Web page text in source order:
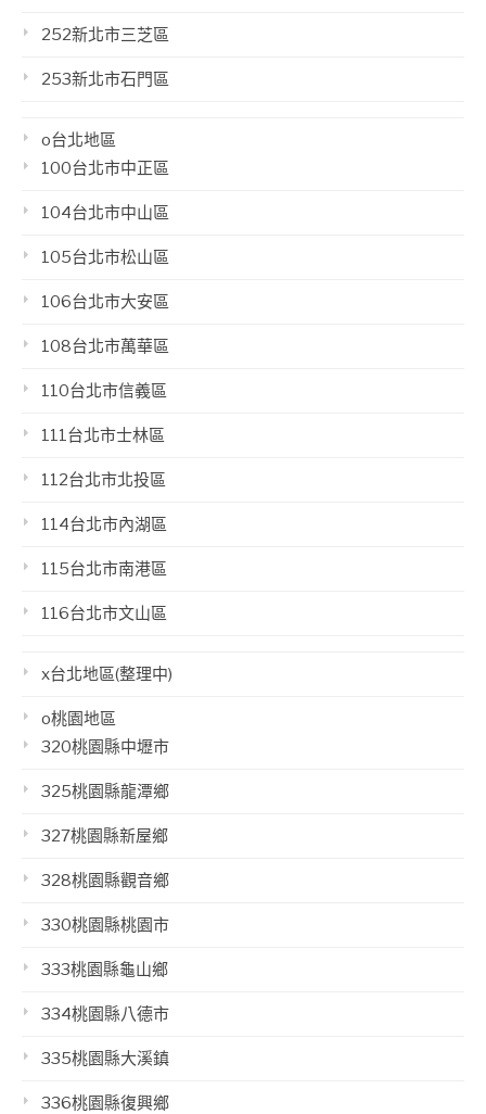
252新北市三芝區
253新北市石門區
o台北地區
100台北市中正區
104台北市中山區
105台北市松山區
106台北市大安區
108台北市萬華區
110台北市信義區
111台北市士林區
112台北市北投區
114台北市內湖區
115台北市南港區
116台北市文山區
x台北地區(整理中)
o桃園地區
320桃園縣中壢市
325桃園縣龍潭鄉
327桃園縣新屋鄉
328桃園縣觀音鄉
330桃園縣桃園市
333桃園縣龜山鄉
334桃園縣八德市
335桃園縣大溪鎮
336桃園縣復興鄉